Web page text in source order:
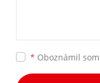
* Oboznámil